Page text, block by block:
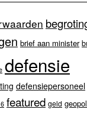
brief aan minister
defensie
defensiepersoneel
featured geld